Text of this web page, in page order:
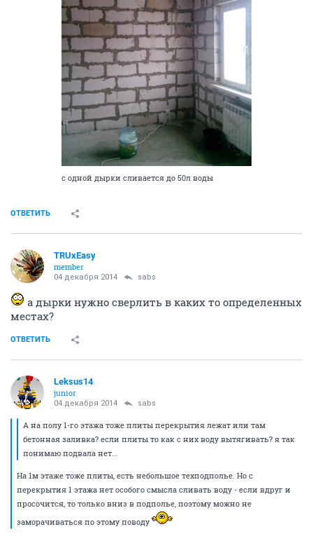
с одной дырки сливается до 50л воды
ОТВЕТИТЬ
TRUxEasy
member
04 декабря 2014 sabs
а дырки нужно сверлить в каких то определенных
местах?
ОТВЕТИТЬ
Leksus14
junior
04 декабря 2014 sabs
А на полу 1-го этажа тоже плиты перекрытия лежат или там
бетонная заливка? если плиты то как с них воду вытягивать? я так
понимаю подвала нет...
На 1м этаже тоже плиты, есть небольшое техподполье. Но с
перекрытия 1 этажа нет особого смысла сливать воду - если вдруг и
просочится, то только вниз в подполье, поэтому можно не
заморачиваться по этому поводу